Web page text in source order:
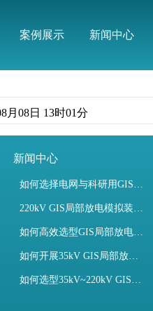
案例展示 新闻中心
月08日 13时01分
新闻中心
如何选择电网与科研用GIS局部放电模拟装置？
220kV GIS局部放电模拟装置试验如何开展？
如何高效选型GIS局部放电模拟装置？
如何开展35kV GIS局部放电模拟装置检测试验与选型
如何选型35kV~220kV GIS局部放电模拟装置？